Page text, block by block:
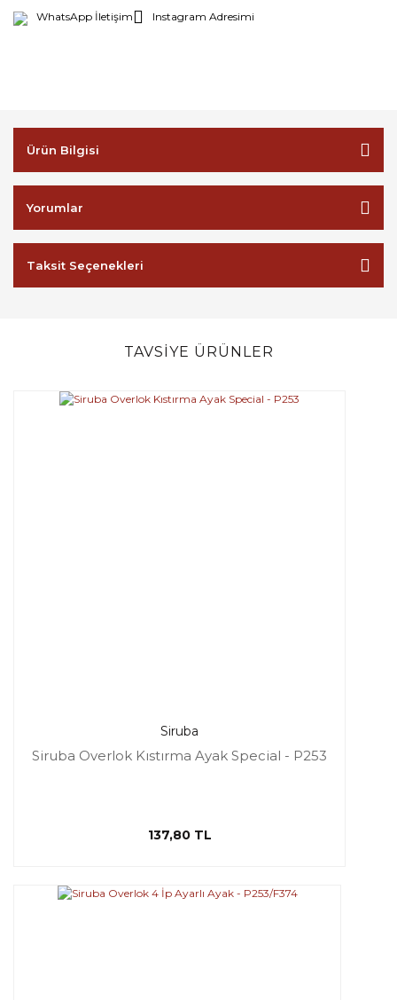
WhatsApp İletişim Instagram Adresimi
Ürün Bilgisi
Yorumlar
Taksit Seçenekleri
TAVSİYE ÜRÜNLER
Siruba
Siruba Overlok Kıstırma Ayak Special - P253
137,80 TL